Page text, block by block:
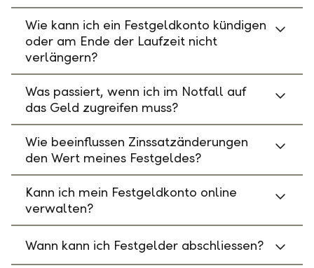
Wie kann ich ein Festgeldkonto kündigen
oder am Ende der Laufzeit nicht
verlängern?
Was passiert, wenn ich im Notfall auf
das Geld zugreifen muss?
Wie beeinflussen Zinssatzänderungen
den Wert meines Festgeldes?
Kann ich mein Festgeldkonto online
verwalten?
Wann kann ich Festgelder abschliessen?